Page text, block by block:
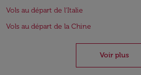
Vols au départ de l'Italie
Vols au départ de la Chine
Voir plus